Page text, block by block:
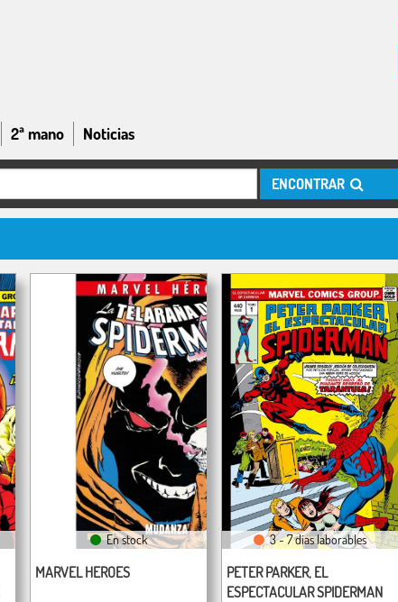
2ª mano Noticias
ENCONTRAR
En stock
MARVEL HEROES
3 - 7 días laborables
PETER PARKER, EL
ESPECTACULAR SPIDERMAN